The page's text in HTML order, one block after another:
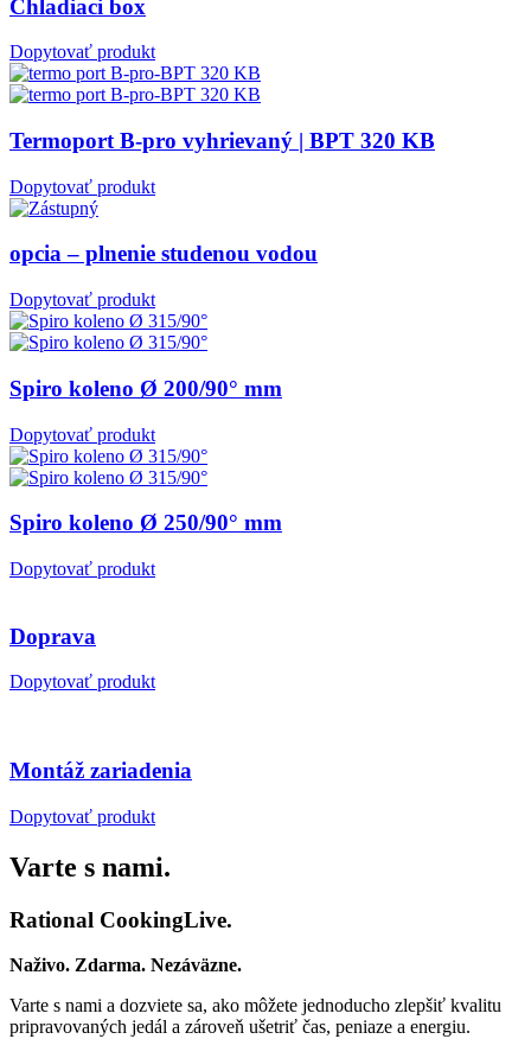
Chladiaci box
Dopytovať produkt
Termoport B-pro vyhrievaný | BPT 320 KB
Dopytovať produkt
opcia – plnenie studenou vodou
Dopytovať produkt
Spiro koleno Ø 200/90° mm
Dopytovať produkt
Spiro koleno Ø 250/90° mm
Dopytovať produkt
Doprava
Dopytovať produkt
Montáž zariadenia
Dopytovať produkt
Varte s nami.
Rational CookingLive​.
Naživo. Zdarma. Nezáväzne.
Varte s nami a dozviete sa, ako môžete jednoducho zlepšiť kvalitu
pripravovaných jedál a zároveň ušetriť čas, peniaze a energiu.